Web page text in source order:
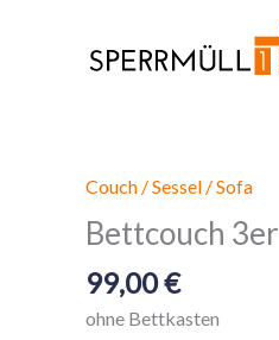
Couch / Sessel / Sofa
Bettcouch 3er
99,00€
ohne Bettkasten
Bettcouch
3er
Menge